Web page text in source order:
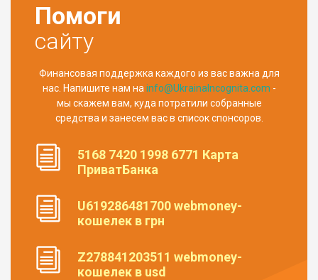
Помоги
сайту
Финансовая поддержка каждого из вас важна для
нас. Напишите нам на info@UkrainaIncognita.com -
мы скажем вам, куда потратили собранные
средства и занесем вас в список спонсоров.
5168 7420 1998 6771 Карта
ПриватБанка
U619286481700 webmoney-
кошелек в грн
Z278841203511 webmoney-
кошелек в usd